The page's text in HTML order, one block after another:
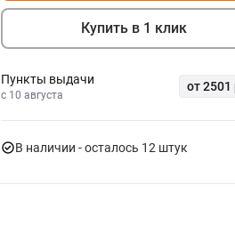
Купить в 1 клик
Пункты выдачи
c 10 августа
от 2501
В наличии - осталось 12 штук